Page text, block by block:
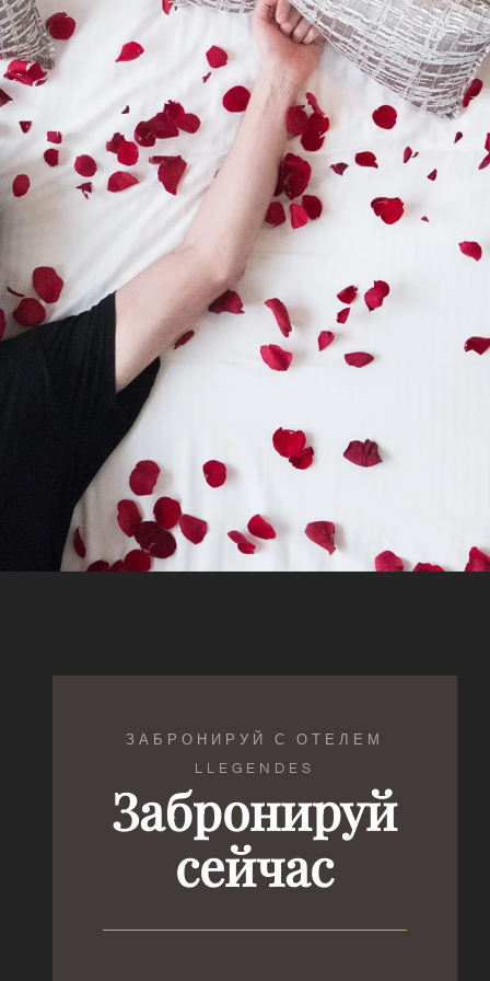
ЗАБРОНИРУЙ С ОТЕЛЕМ
LLEGENDES
Забронируй
сейчас